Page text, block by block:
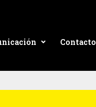
Contacto